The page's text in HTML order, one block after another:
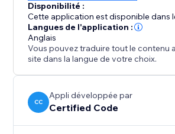
Disponibilité :
Cette application est disponible dans
Langues de l'application :
Anglais
Vous pouvez traduire tout le contenu
site dans la langue de votre choix.
CC
Appli développée par
Certified Code